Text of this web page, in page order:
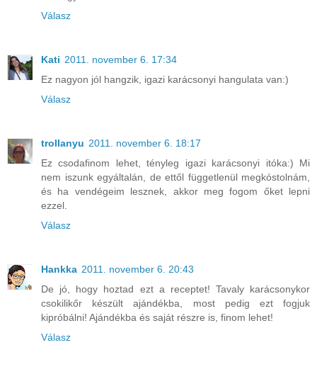
Válasz
Kati 2011. november 6. 17:34
Ez nagyon jól hangzik, igazi karácsonyi hangulata van:)
Válasz
trollanyu 2011. november 6. 18:17
Ez csodafinom lehet, tényleg igazi karácsonyi itóka:) Mi
nem iszunk egyáltalán, de ettől függetlenül megkóstolnám,
és ha vendégeim lesznek, akkor meg fogom őket lepni
ezzel.
Válasz
Hankka 2011. november 6. 20:43
De jó, hogy hoztad ezt a receptet! Tavaly karácsonykor
csokilikőr készült ajándékba, most pedig ezt fogjuk
kipróbálni! Ajándékba és saját részre is, finom lehet!
Válasz